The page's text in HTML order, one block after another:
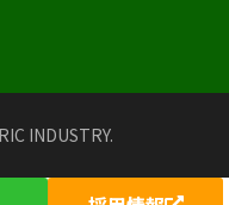
INDUSTRY.